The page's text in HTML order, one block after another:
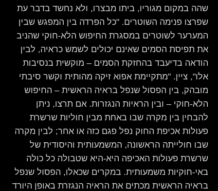
שהה במקום מגוריו, ביתו מבצרו, ולא נחשד בדבר עת
שפרצו פנימה השוטרים. "כל הפרדה בין המפגש שבין
המערער לשוטרים במסגרת החיפוש הלא-חוקי שהניב
את תפיסת הסמים שאינם יכולים לשמש כראיה, לבין
הודאה בדיעבד בהחזקת הסמים – מוקשית בנסיבות
אלו", ציין. "מתקיימת אפוא זיקה מהותית וקשר סיבתי
מובהק, בין הפסול שנפל בראיה הראשית – החיפוש
הלא-חוקי – ובין הראיות הנגזרות. אם תרצו, ניתן
להבחין בין מקרה שבו באחת מבין חוליות שרשרת
פעולות אכיפת החוק נפל פגם כזה או אחר; לבין מקרה
שבו חולייתה הראשונה, המשמעותית והיסודית של
שרשרת פעולות האכיפה היא-היא שטבולה כל כולה
באי-חוקיות משמעותית. במקרים שכאלו, הפסול שנפל
בראיה הראשית מכתים את הראיה הנגזרת באופן היורד